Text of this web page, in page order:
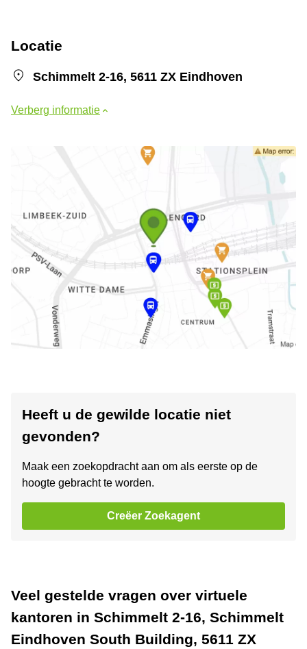
Locatie
Schimmelt 2-16, 5611 ZX Eindhoven
Verberg informatie
Heeft u de gewilde locatie niet
gevonden?
Maak een zoekopdracht aan om als eerste op de
hoogte gebracht te worden.
Creëer Zoekagent
Veel gestelde vragen over virtuele
kantoren in Schimmelt 2-16, Schimmelt
Eindhoven South Building, 5611 ZX